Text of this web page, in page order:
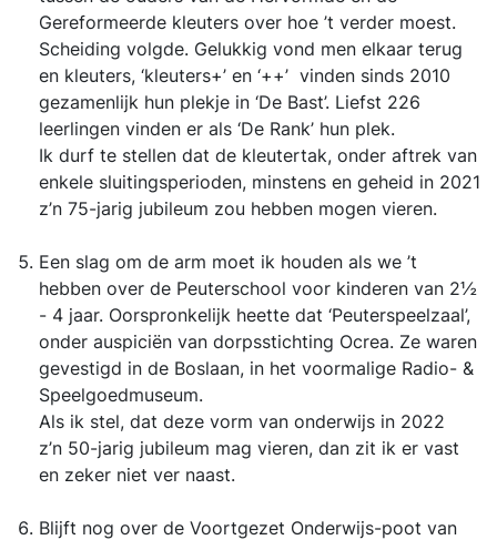
Gereformeerde kleuters over hoe ’t verder moest.
Scheiding volgde. Gelukkig vond men elkaar terug
en kleuters, ‘kleuters+’ en ‘++’ vinden sinds 2010
gezamenlijk hun plekje in ‘De Bast’. Liefst 226
leerlingen vinden er als ‘De Rank’ hun plek.
Ik durf te stellen dat de kleutertak, onder aftrek van
enkele sluitingsperioden, minstens en geheid in 2021
z’n 75-jarig jubileum zou hebben mogen vieren.
Een slag om de arm moet ik houden als we ’t
hebben over de Peuterschool voor kinderen van 2½
- 4 jaar. Oorspronkelijk heette dat ‘Peuterspeelzaal’,
onder auspiciën van dorpsstichting Ocrea. Ze waren
gevestigd in de Boslaan, in het voormalige Radio- &
Speelgoedmuseum.
Als ik stel, dat deze vorm van onderwijs in 2022
z’n 50-jarig jubileum mag vieren, dan zit ik er vast
en zeker niet ver naast.
Blijft nog over de Voortgezet Onderwijs-poot van